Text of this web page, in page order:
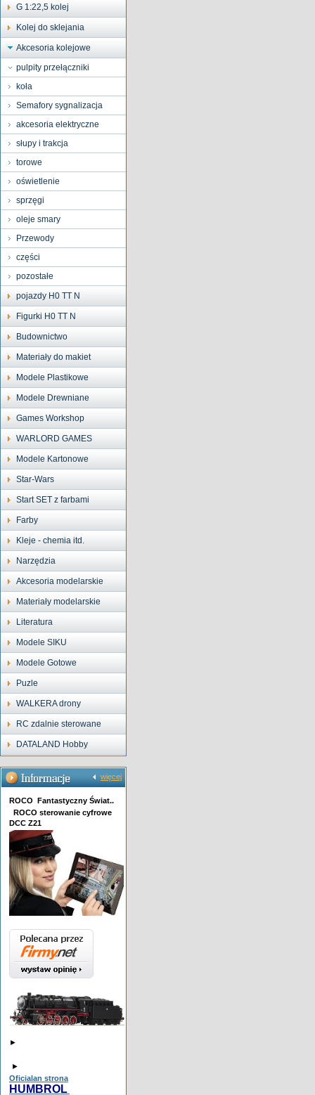
G 1:22,5 kolej
Kolej do sklejania
Akcesoria kolejowe
pulpity przełączniki
koła
Semafory sygnalizacja
akcesoria elektryczne
słupy i trakcja
torowe
oświetlenie
sprzęgi
oleje smary
Przewody
części
pozostałe
pojazdy H0 TT N
Figurki H0 TT N
Budownictwo
Materiały do makiet
Modele Plastikowe
Modele Drewniane
Games Workshop
WARLORD GAMES
Modele Kartonowe
Star-Wars
Start SET z farbami
Farby
Kleje - chemia itd.
Narzędzia
Akcesoria modelarskie
Materiały modelarskie
Literatura
Modele SIKU
Modele Gotowe
Puzle
WALKERA drony
RC zdalnie sterowane
DATALAND Hobby
więcej
ROCO Fantastyczny Świat..
ROCO sterowanie cyfrowe
DCC Z21
►
►
Oficialan strona
HUMBROL